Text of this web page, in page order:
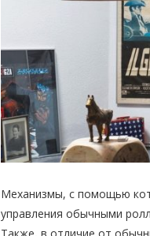
Механизмы, с помощью
управления обычными